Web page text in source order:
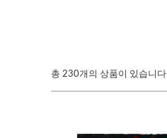
총 230개의 상품이 있습니다